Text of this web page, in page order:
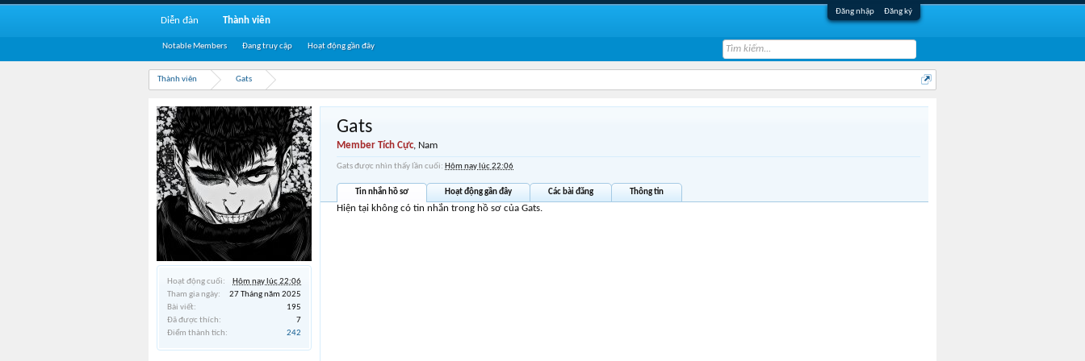
Đăng nhập Đăng ký
Thành viên Gats
Hoạt động cuối:
Hôm nay lúc 22:06
Tham gia ngày:
27 Tháng năm 2025
Bài viết:
195
Đã được thích:
7
Điểm thành tích:
242
Gats
Member Tích Cực, Nam
Gats được nhìn thấy lần cuối: Hôm nay lúc 22:06
Tin nhắn hồ sơ Hoạt động gần đây Các bài đăng Thông tin
Hiện tại không có tin nhắn trong hồ sơ của Gats.
Diễn đàn Thành viên
Notable Members Đang truy cập Hoạt động gần đây